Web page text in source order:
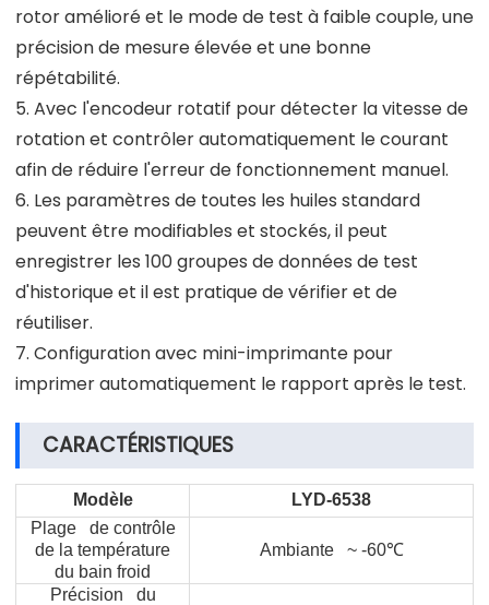
rotor amélioré et le mode de test à faible couple, une
précision de mesure élevée et une bonne
répétabilité.
5. Avec l'encodeur rotatif pour détecter la vitesse de
rotation et contrôler automatiquement le courant
afin de réduire l'erreur de fonctionnement manuel.
6. Les paramètres de toutes les huiles standard
peuvent être modifiables et stockés, il peut
enregistrer les 100 groupes de données de test
d'historique et il est pratique de vérifier et de
réutiliser.
7. Configuration avec mini-imprimante pour
imprimer automatiquement le rapport après le test.
CARACTÉRISTIQUES
Modèle
LYD-6538
Plage de contrôle
de la température
du bain froid
Ambiante ~ -60℃
Précision du